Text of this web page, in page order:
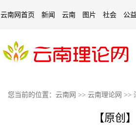
云南网首页 新闻 云南 图片 社会 公益
您当前的位置： 云南网 >> 云南理论网 >>
【原创